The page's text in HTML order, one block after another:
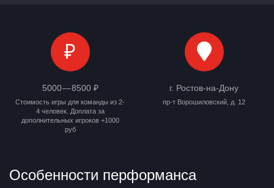
₽
5000 — 8500 ₽
Стоимость игры для команды из 2-
4 человек. Доплата за
дополнительных игроков +1000
руб
г. Ростов-на-Дону
пр-т Ворошиловский, д. 12
Особенности перформанса